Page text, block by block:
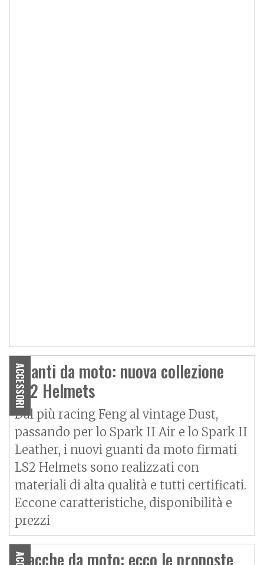
ACCESSORI
Guanti da moto: nuova collezione
LS2 Helmets
Dal più racing Feng al vintage Dust,
passando per lo Spark II Air e lo Spark II
Leather, i nuovi guanti da moto firmati
LS2 Helmets sono realizzati con
materiali di alta qualità e tutti certificati.
Eccone caratteristiche, disponibilità e
prezzi
Giacche da moto: ecco le proposte